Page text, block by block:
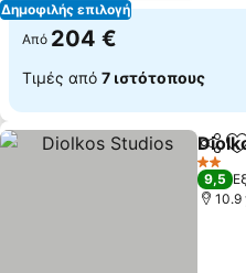
Δημοφιλής επιλογή
Από 204 €
Τιμές από 7 ιστότοπους
2
9,5
10.9